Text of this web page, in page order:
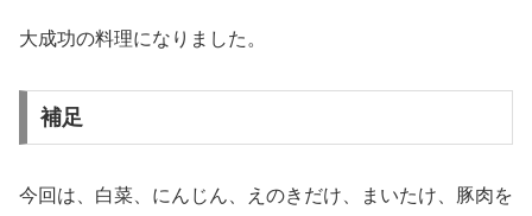
大成功の料理になりました。
補足
今回は、白菜、にんじん、えのきだけ、まいたけ、豚肉を